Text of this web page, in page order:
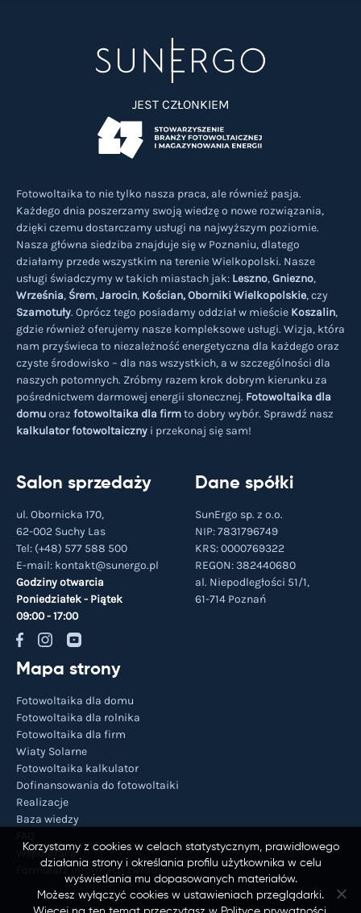
JEST CZŁONKIEM
Fotowoltaika to nie tylko nasza praca, ale również pasja.
Każdego dnia poszerzamy swoją wiedzę o nowe rozwiązania,
dzięki czemu dostarczamy usługi na najwyższym poziomie.
Nasza główna siedziba znajduje się w Poznaniu, dlatego
działamy przede wszystkim na terenie Wielkopolski. Nasze
usługi świadczymy w takich miastach jak: Leszno,Gniezno,
Września, Śrem,Jarocin, Kościan,Oborniki Wielkopolskie, czy
Szamotuły. Oprócz tego posiadamy oddział w mieście Koszalin,
gdzie również oferujemy nasze kompleksowe usługi. Wizja, która
nam przyświeca to niezależność energetyczna dla każdego oraz
czyste środowisko – dla nas wszystkich, a w szczególności dla
naszych potomnych. Zróbmy razem krok dobrym kierunku za
pośrednictwem darmowej energii słonecznej. Fotowoltaika dla
domuoraz fotowoltaika dla firmto dobry wybór. Sprawdź nasz
kalkulator fotowoltaiczny i przekonaj się sam!
Salon sprzedaży
ul. Obornicka 170,
62-002 Suchy Las
Tel: (+48) 577 588 500
E-mail: kontakt@sunergo.pl
Godziny otwarcia
Poniedziałek - Piątek
09:00 - 17:00
Dane spółki
SunErgo sp. z o.o.
NIP: 7831796749
KRS: 0000769322
REGON: 382440680
al. Niepodległości 51/1,
61-714 Poznań
Mapa strony
Fotowoltaika dla domu
Fotowoltaika dla rolnika
Fotowoltaika dla firm
Wiaty Solarne
Fotowoltaika kalkulator
Dofinansowania do fotowoltaiki
Realizacje
Baza wiedzy
Współpraca
Formularz informacji zwrotnej
Korzystamy z cookies w celach statystycznym, prawidłowego
działania strony i określania profilu użytkownika w celu
wyświetlania mu dopasowanych materiałów.
Możesz wyłączyć cookies w ustawieniach przeglądarki.